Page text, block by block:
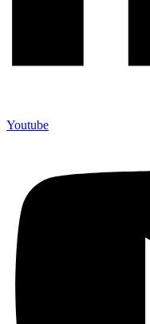
Youtube